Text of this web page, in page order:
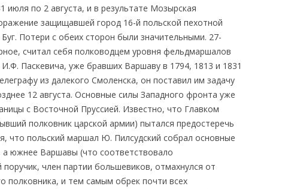
июля по 2 августа, и в результате Мозырская
защищавшей город 16-й польской пехотной
Потери с обеих сторон были значительными. 27-
считал себя полководцем уровня фельдмаршалов
Паскевича, уже бравших Варшаву в 1794, 1813 и 1831
из далекого Смоленска, он поставил им задачу
12 августа. Основные силы Западного фронта уже
с Восточной Пруссией. Известно, что Главком
полковник царской армии) пытался предостеречь
что польский маршал Ю. Пилсудский собрал основные
а южнее Варшавы (что соответствовало
член партии большевиков, отмахнулся от
полковника, и тем самым обрек почти всех